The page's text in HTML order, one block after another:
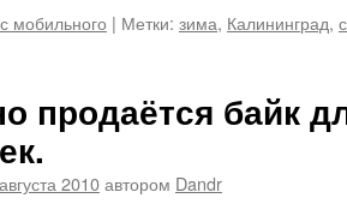
мобильного | Метки: зима, Калининград,
продаётся байк
2010автором Dandr